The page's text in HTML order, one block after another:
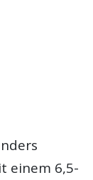
einem 6,5-